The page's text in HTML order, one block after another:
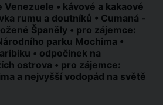
• kávové a kakaové
rumu a doutníků • Cumaná -
Španěly • pro zájemce:
parku Mochima •
• odpočinek na
ostrova • pro zájemce:
a nejvyšší vodopád na světě